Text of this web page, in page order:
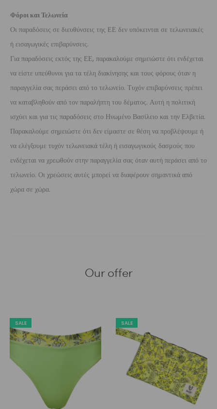
Φόροι και Τελωνεία
Οι παραδόσεις σε διευθύνσεις της ΕΕ δεν υπόκεινται σε τελωνειακές
ή εισαγωγικές επιβαρύνσεις.
Για παραδόσεις εκτός της ΕΕ, παρακαλούμε σημειώστε ότι ενδέχεται
να είστε υπεύθυνοι για τα τέλη διακίνησης και τους φόρους όταν η
παραγγελία σας περάσει από το τελωνείο. Τυχόν επιβαρύνσεις πρέπει
να καταβληθούν από τον παραλήπτη του δέματος. Αυτή η πολιτική
ισχύει και για τις παραδόσεις στο Ηνωμένο Βασίλειο και την Ελβετία.
Παρακαλούμε σημειώστε ότι δεν είμαστε σε θέση να προβλέψουμε ή
να ελέγξουμε τυχόν τελωνειακά τέλη ή εισαγωγικούς δασμούς που
ενδέχεται να χρεωθούν στην παραγγελία σας όταν αυτή περάσει από το
τελωνείο. Οι χρεώσεις αυτές μπορεί να διαφέρουν σημαντικά από
χώρα σε χώρα.
Our offer
SALE SALE